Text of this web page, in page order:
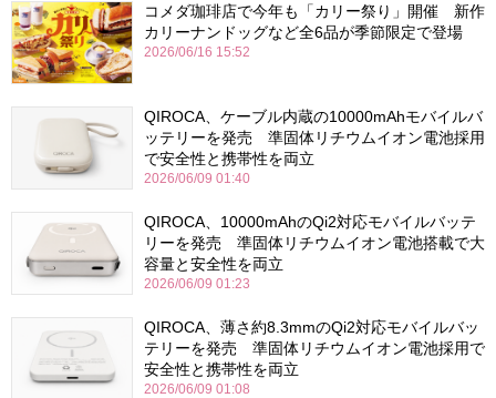
コメダ珈琲店で今年も「カリー祭り」開催 新作
カリーナンドッグなど全6品が季節限定で登場
2026/06/16 15:52
QIROCA、ケーブル内蔵の10000mAhモバイルバ
ッテリーを発売 準固体リチウムイオン電池採用
で安全性と携帯性を両立
2026/06/09 01:40
QIROCA、10000mAhのQi2対応モバイルバッテ
リーを発売 準固体リチウムイオン電池搭載で大
容量と安全性を両立
2026/06/09 01:23
QIROCA、薄さ約8.3mmのQi2対応モバイルバッ
テリーを発売 準固体リチウムイオン電池採用で
安全性と携帯性を両立
2026/06/09 01:08